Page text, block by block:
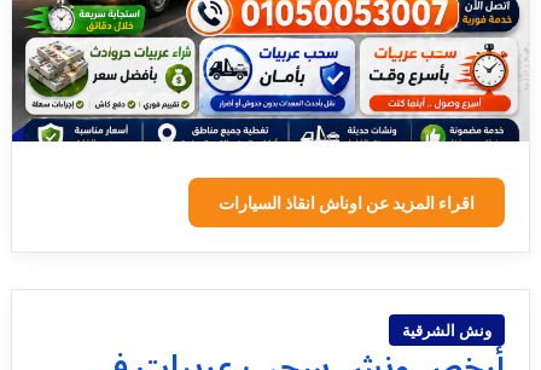
اقراء المزيد عن اوناش انقاذ السيارات
ونش الشرقية